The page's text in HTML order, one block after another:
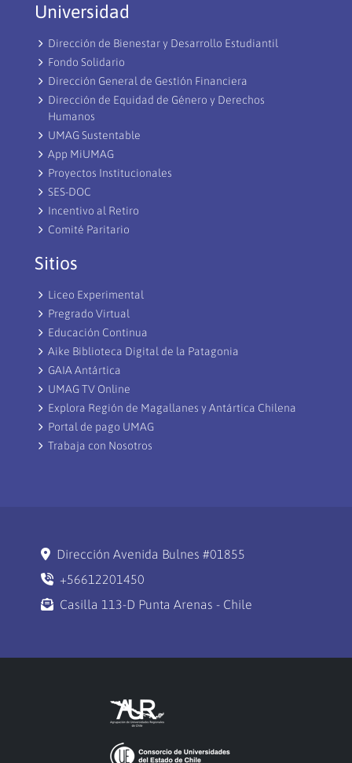
Universidad
Dirección de Bienestar y Desarrollo Estudiantil
Fondo Solidario
Dirección General de Gestión Financiera
Dirección de Equidad de Género y Derechos
Humanos
UMAG Sustentable
App MiUMAG
Proyectos Institucionales
SES-DOC
Incentivo al Retiro
Comité Paritario
Sitios
Liceo Experimental
Pregrado Virtual
Educación Continua
Aike Biblioteca Digital de la Patagonia
GAIA Antártica
UMAG TV Online
Explora Región de Magallanes y Antártica Chilena
Portal de pago UMAG
Trabaja con Nosotros
Dirección Avenida Bulnes #01855
+56612201450
Casilla 113-D Punta Arenas - Chile